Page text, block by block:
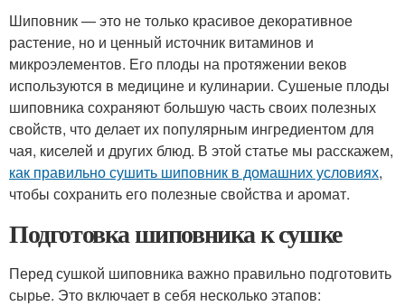
Шиповник — это не только красивое декоративное
растение, но и ценный источник витаминов и
микроэлементов. Его плоды на протяжении веков
используются в медицине и кулинарии. Сушеные плоды
шиповника сохраняют большую часть своих полезных
свойств, что делает их популярным ингредиентом для
чая, киселей и других блюд. В этой статье мы расскажем,
как правильно сушить шиповник в домашних условиях,
чтобы сохранить его полезные свойства и аромат.
Подготовка шиповника к сушке
Перед сушкой шиповника важно правильно подготовить
сырье. Это включает в себя несколько этапов: